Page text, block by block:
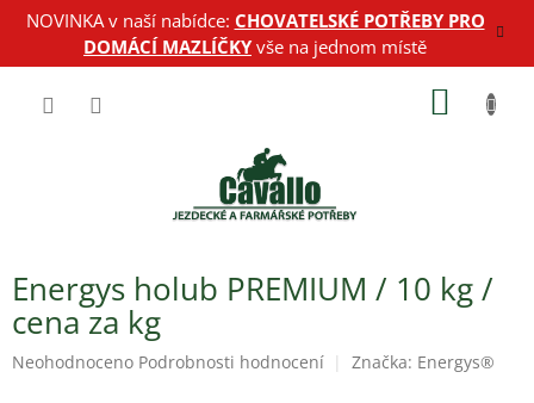
PřejítNOVINKA v naší nabídce: CHOVATELSKÉ POTŘEBY PRO
DOMÁCÍ MAZLÍČKYvše na jednom místě
Energys holub PREMIUM / 10 kg /
cena za kg
Průměrné
Neohodnoceno Podrobnosti hodnocení Značka: Energys®